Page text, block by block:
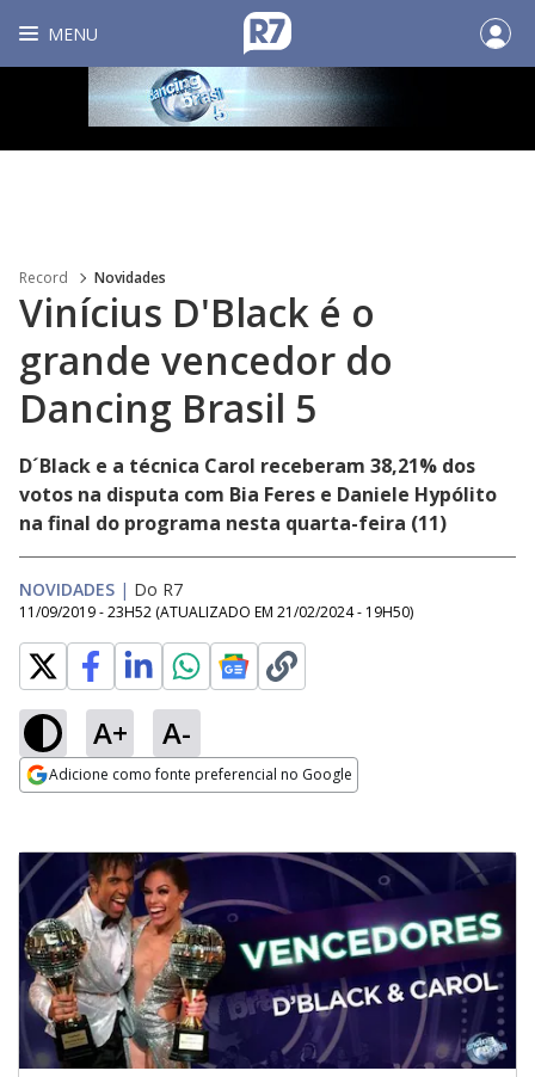
MENU
Record Novidades
Vinícius D'Black é o
grande vencedor do
Dancing Brasil 5
D´Black e a técnica Carol receberam 38,21% dos
votos na disputa com Bia Feres e Daniele Hypólito
na final do programa nesta quarta-feira (11)
NOVIDADES | Do R7
11/09/2019 - 23H52 (ATUALIZADO EM 21/02/2024 - 19H50)
A+ A-
Adicione como fonte preferencial no Google